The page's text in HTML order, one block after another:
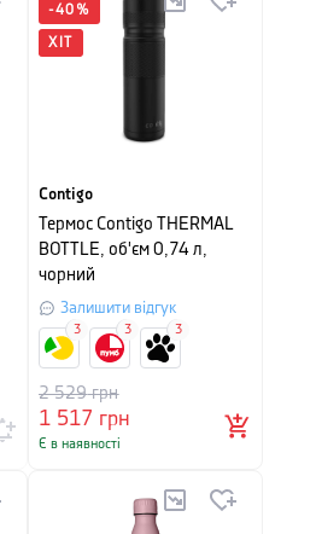
-40 %
ХІТ
Contigo
Термос Contigo THERMAL
BOTTLE, об'єм 0,74 л,
чорний
Залишити відгук
1 517 грн
2 529грн
Є в наявності
3 3 3